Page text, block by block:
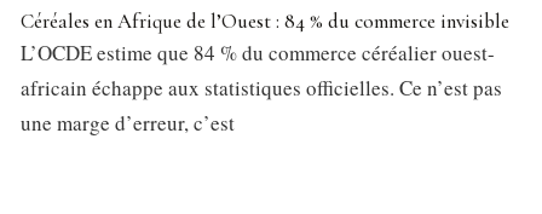
Céréales en Afrique de l’Ouest : 84 % du commerce invisible
L’OCDE estime que 84 % du commerce céréalier ouest-
africain échappe aux statistiques officielles. Ce n’est pas
une marge d’erreur, c’est